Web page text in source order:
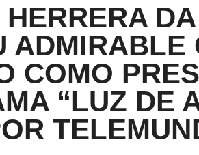
ADMIRABLE
COMO
“LUZ DE